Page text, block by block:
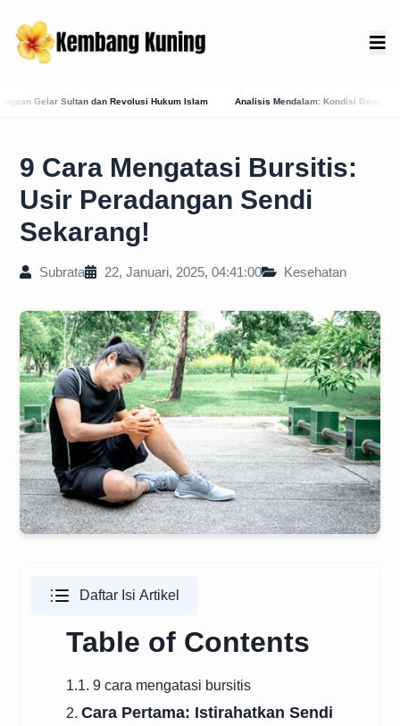
Islam Analisis Mendalam: Kondisi Geografis Bali Barat Daya Sebagai Faktor
9 Cara Mengatasi Bursitis:
Usir Peradangan Sendi
Sekarang!
Subrata 22, Januari, 2025, 04:41:00 Kesehatan
Daftar Isi Artikel
Table of Contents
1.1. 9 cara mengatasi bursitis
2. Cara Pertama: Istirahatkan Sendi